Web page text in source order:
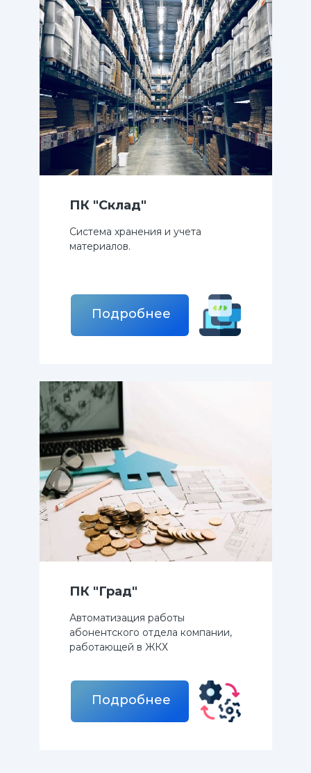
ПК "Склад"
Система хранения и учета
материалов.
Подробнее
ПК "Град"
Автоматизация работы
абонентского отдела компании,
работающей в ЖКХ
Подробнее